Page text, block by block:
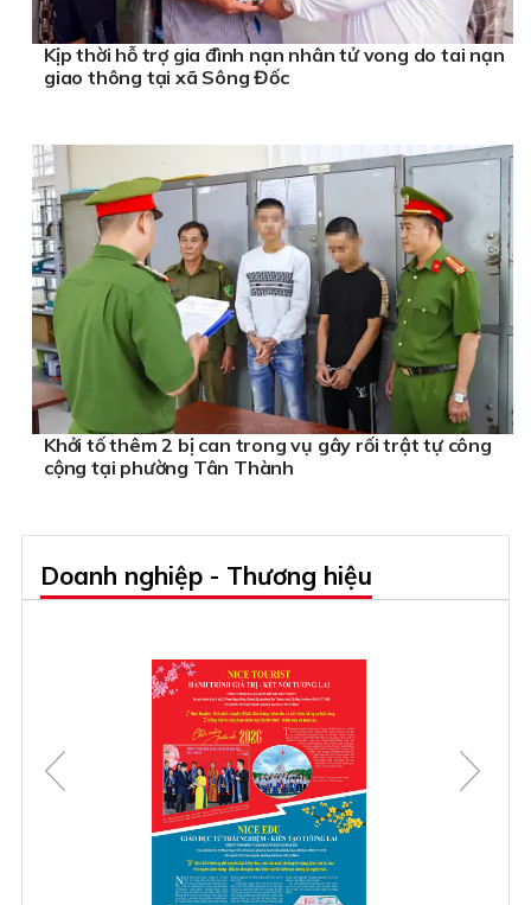
Kịp thời hỗ trợ gia đình nạn nhân tử vong do tai nạn
giao thông tại xã Sông Đốc
Khởi tố thêm 2 bị can trong vụ gây rối trật tự công
cộng tại phường Tân Thành
Doanh nghiệp - Thương hiệu